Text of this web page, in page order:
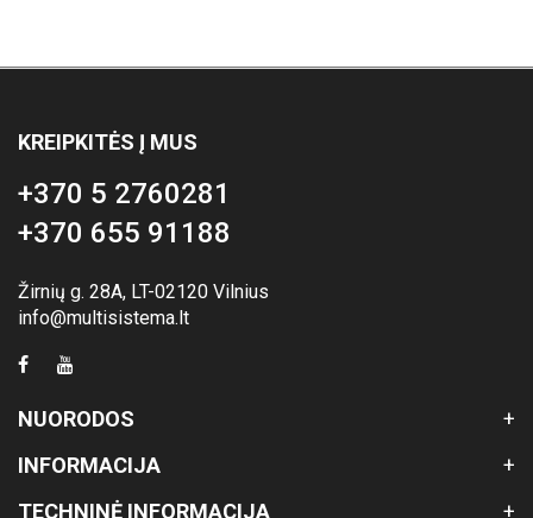
KREIPKITĖS Į MUS
+370 5 2760281
+370 655 91188
Žirnių g. 28A, LT-02120 Vilnius
info@multisistema.lt
NUORODOS
INFORMACIJA
TECHNINĖ INFORMACIJA